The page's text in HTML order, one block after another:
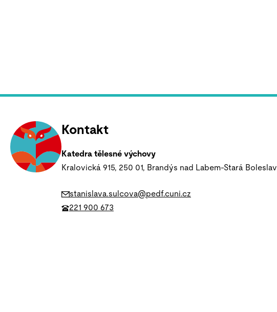
Kontakt
Katedra tělesné výchovy
Kralovická 915, 250 01, Brandýs nad Labem-Stará Boleslav
stanislava.sulcova@pedf.cuni.cz
221 900 673